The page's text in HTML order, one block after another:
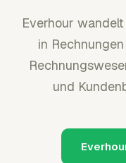
Everhour
in
und